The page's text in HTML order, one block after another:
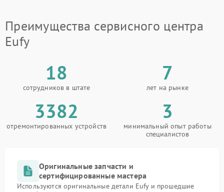
Преимущества сервисного центра
Eufy
18
сотрудников в штате
7
лет на рынке
3382
отремонтированных устройств
3
минимальный опыт работы
специалистов
Оригинальные запчасти и
сертифицированные мастера
Используются оригинальные детали Eufy и прошедшие